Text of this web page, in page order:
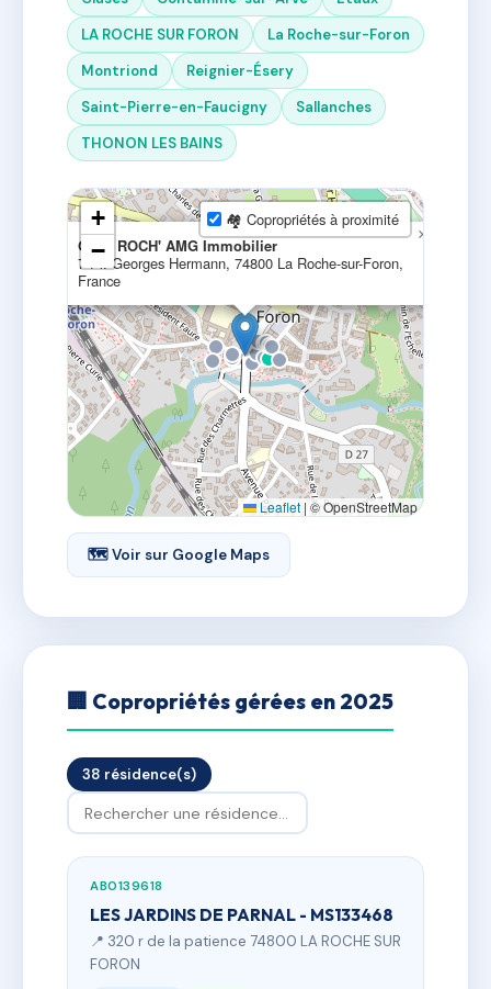
LA ROCHE SUR FORON
La Roche-sur-Foron
Montriond
Reignier-Ésery
Saint-Pierre-en-Faucigny
Sallanches
THONON LES BAINS
ORPI ROCH' AMG Immobilier
7 Pl. Georges Hermann, 74800 La Roche-sur-Foron,
France
×
+
−
🏘 Copropriétés à proximité
Leaflet | © OpenStreetMap
🗺 Voir sur Google Maps
🏢 Copropriétés gérées en 2025
38 résidence(s)
AB0139618
LES JARDINS DE PARNAL - MS133468
📍 320 r de la patience 74800 LA ROCHE SUR
FORON